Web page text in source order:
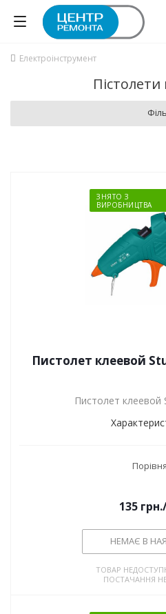
Електроінструмент
Пістолети
ЗНЯТО З
ВИРОБНИЦТВА
Пистолет клеевой
Пистолет клеевой
135грн.
НЕМАЄ В
ТОВАР
ПОСТАЧАННЯ